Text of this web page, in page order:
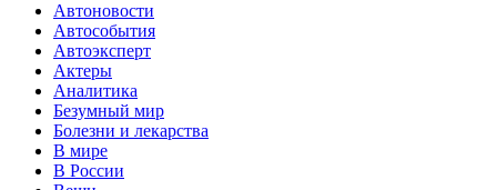
Автоновости
Автособытия
Автоэксперт
Актеры
Аналитика
Безумный мир
Болезни и лекарства
В мире
В России